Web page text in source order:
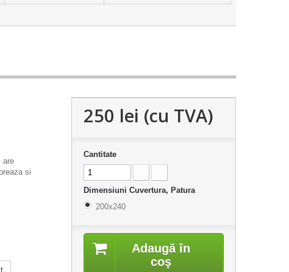
are
si
250 lei (cu TVA)
Cantitate
Dimensiuni Cuvertura, Patura
200x240
Adaugă în
coş